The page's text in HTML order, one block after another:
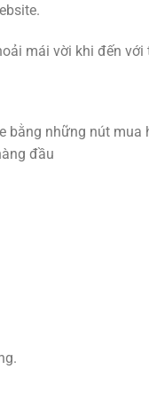
mái vời khi đến với
những nút
đầu